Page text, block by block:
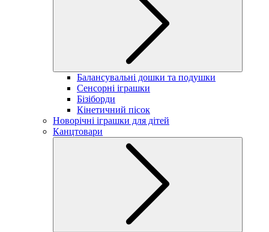
Балансувальні дошки та подушки
Сенсорні іграшки
Бізіборди
Кінетичний пісок
Новорічні іграшки для дітей
Канцтовари